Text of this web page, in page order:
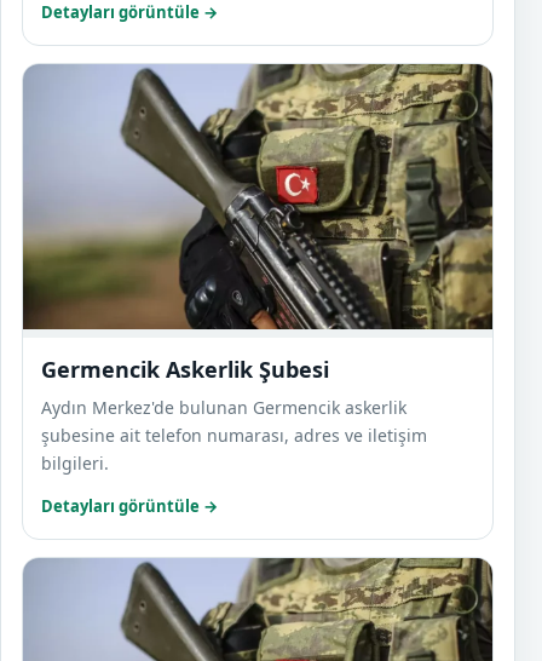
Detayları görüntüle →
Germencik Askerlik Şubesi
Aydın Merkez'de bulunan Germencik askerlik
şubesine ait telefon numarası, adres ve iletişim
bilgileri.
Detayları görüntüle →